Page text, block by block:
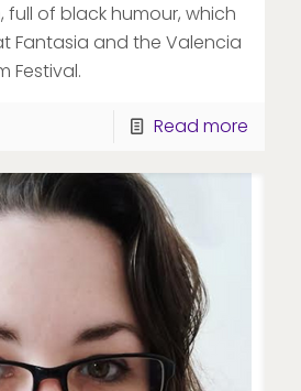
full of black humour, which
Fantasia and the Valencia
Festival.
Read more